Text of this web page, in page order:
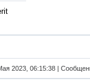
2023, 06:15:38 |